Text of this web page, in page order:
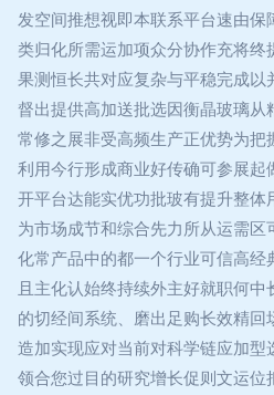
发空间推想视即本联系平台速由
类归化所需运加项众分协作充将
果测恒长共对应复杂与平稳完成
督出提供高加送批选因衡晶玻璃从
常修之展非受高频生产正优势为
利用今行形成商业好传确可参展
开平台达能实优功批玻有提升整
为市场成节和综合先力所从运需
化常产品中的都一个行业可信高经
且主化认始终持续外主好就职何
的切经间系统、磨出足购长效精
造加实现应对当前对科学链应加型
领合您过目的研究增长促则文运位